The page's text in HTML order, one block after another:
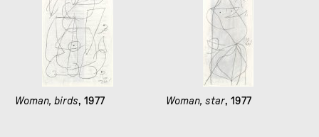
Woman, birds, 1977 Woman, star, 1977